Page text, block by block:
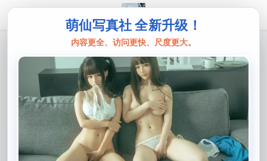
萌仙写真社 全新升级！
内容更全、访问更快、尺度更大。
铁板烧鬼舞
铁板烧鬼舞大凤机车图集：代表高水平
cos作品，景点好看不容错过。
机车等等，铁板烧鬼舞作为一名cos博主，一定不要错过
这些精彩的作品。整套服装以黑色为基调，在这个大凤机